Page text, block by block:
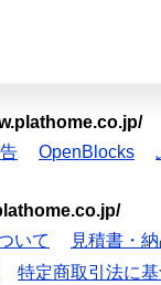
OpenBlocks
いて
見積書・
特定商取引法に